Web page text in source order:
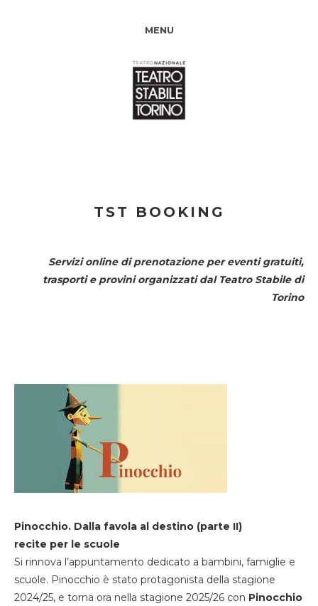
MENU
TST BOOKING
Servizi online di prenotazione per eventi gratuiti,
trasporti e provini organizzati dal Teatro Stabile di
Torino
Pinocchio. Dalla favola al destino (parte II)
recite per le scuole
Si rinnova l’appuntamento dedicato a bambini, famiglie e
scuole. Pinocchio è stato protagonista della stagione
2024/25, e torna ora nella stagione 2025/26 con Pinocchio